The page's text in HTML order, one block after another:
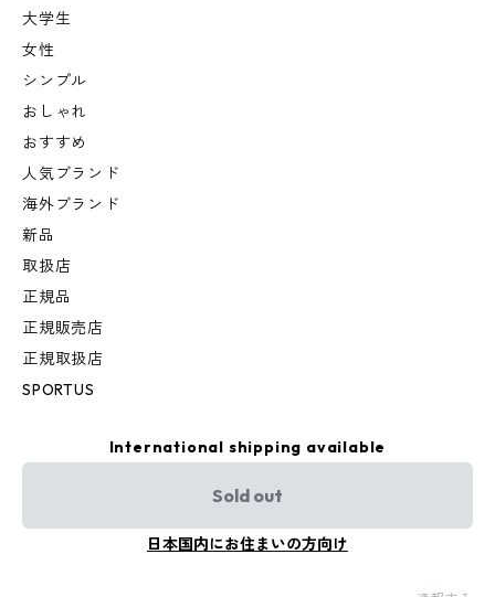
大学生
女性
シンプル
おしゃれ
おすすめ
人気ブランド
海外ブランド
新品
取扱店
正規品
正規販売店
正規取扱店
SPORTUS
International shipping available
Sold out
日本国内にお住まいの方向け